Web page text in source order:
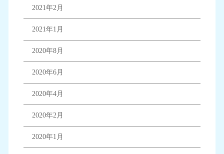
2021年2月
2021年1月
2020年8月
2020年6月
2020年4月
2020年2月
2020年1月